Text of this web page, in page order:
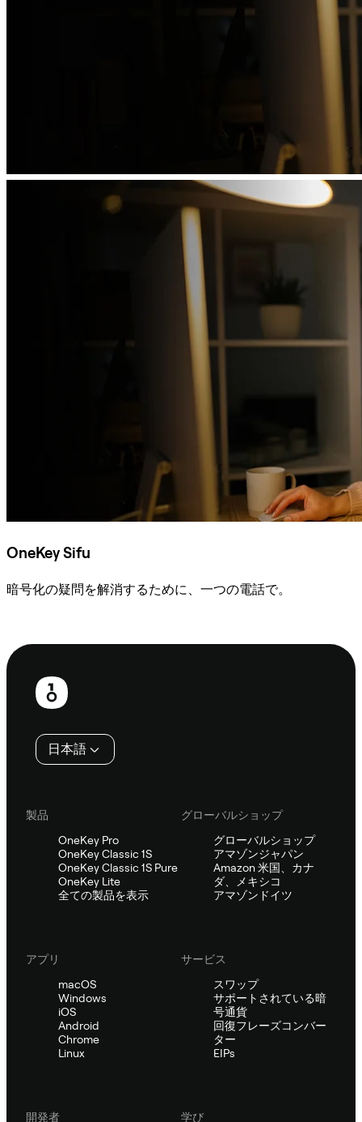
OneKey Sifu
暗号化の疑問を解消するために、一つの電話で。
フ
日本語
製品
OneKey Pro
OneKey Classic 1S
OneKey Classic 1S Pure
OneKey Lite
全ての製品を表示
グローバルショップ
グローバルショップ
アマゾンジャパン
Amazon 米国、カナ
ダ、メキシコ
アマゾンドイツ
アプリ
macOS
Windows
iOS
Android
Chrome
Linux
サービス
スワップ
サポートされている暗
号通貨
回復フレーズコンバー
ター
EIPs
開発者
学び